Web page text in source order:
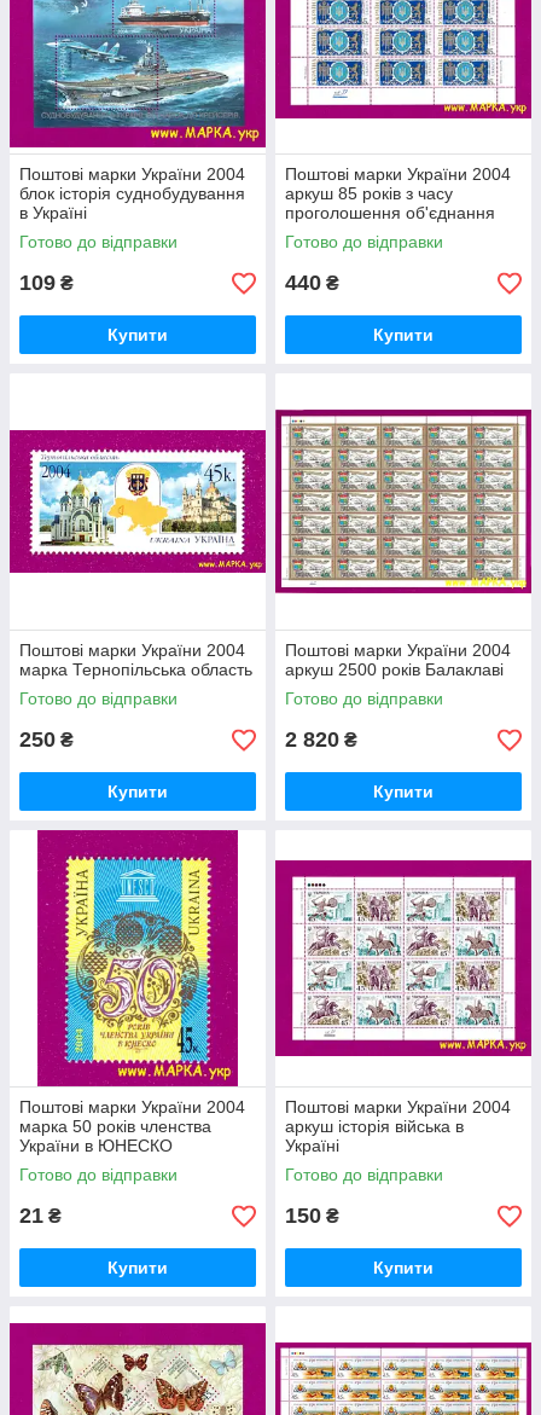
Поштові марки України 2004
блок історія суднобудування
в Україні
Готово до відправки
109 ₴
Купити
Поштові марки України 2004
аркуш 85 років з часу
проголошення об'єднання
УНР і ЗУНР
Готово до відправки
440 ₴
Купити
Поштові марки України 2004
марка Тернопільська область
Готово до відправки
250 ₴
Купити
Поштові марки України 2004
аркуш 2500 років Балаклаві
Готово до відправки
2 820 ₴
Купити
Поштові марки України 2004
марка 50 років членства
України в ЮНЕСКО
Готово до відправки
21 ₴
Купити
Поштові марки України 2004
аркуш історія війська в
Україні
Готово до відправки
150 ₴
Купити